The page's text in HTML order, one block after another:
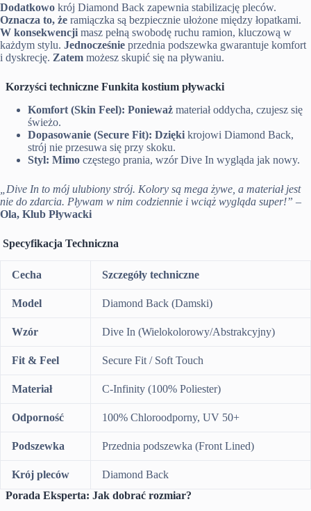
Dodatkowo krój Diamond Back zapewnia stabilizację pleców.
Oznacza to, że ramiączka są bezpiecznie ułożone między łopatkami.
W konsekwencji masz pełną swobodę ruchu ramion, kluczową w
każdym stylu. Jednocześnie przednia podszewka gwarantuje komfort
i dyskrecję. Zatem możesz skupić się na pływaniu.
Korzyści techniczne Funkita kostium pływacki
Komfort (Skin Feel): Ponieważ materiał oddycha, czujesz się
świeżo.
Dopasowanie (Secure Fit): Dzięki krojowi Diamond Back,
strój nie przesuwa się przy skoku.
Styl: Mimo częstego prania, wzór Dive In wygląda jak nowy.
„Dive In to mój ulubiony strój. Kolory są mega żywe, a materiał jest
nie do zdarcia. Pływam w nim codziennie i wciąż wygląda super!” –
Ola, Klub Pływacki
Specyfikacja Techniczna
Cecha Szczegóły techniczne
Model Diamond Back (Damski)
Wzór Dive In (Wielokolorowy/Abstrakcyjny)
Fit & Feel Secure Fit / Soft Touch
Materiał C-Infinity (100% Poliester)
Odporność 100% Chloroodporny, UV 50+
Podszewka Przednia podszewka (Front Lined)
Krój pleców
Diamond Back
Porada Eksperta: Jak dobrać rozmiar?